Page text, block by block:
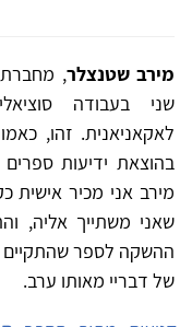
מירב שטנצלר
שני בעבודה
לאקאניאנית. זהו,
בהוצאת ידיעות
מירב אני מכיר אישית
שאני משתייך אליה,
של דבריי מאותו ערב.